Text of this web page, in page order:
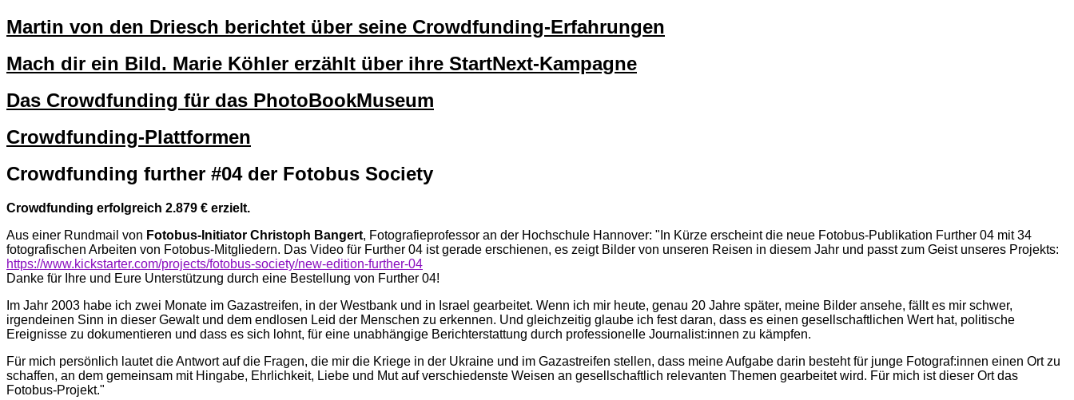
Martin von den Driesch berichtet über seine Crowdfunding-Erfahrungen
Mach dir ein Bild. Marie Köhler erzählt über ihre StartNext-Kampagne
Das Crowdfunding für das PhotoBookMuseum
Crowdfunding-Plattformen
Crowdfunding further #04 der Fotobus Society
Crowdfunding erfolgreich 2.879 € erzielt.
Aus einer Rundmail von Fotobus-Initiator Christoph Bangert, Fotografieprofessor an der Hochschule Hannover: "In Kürze erscheint die neue Fotobus-Publikation Further 04 mit 34
fotografischen Arbeiten von Fotobus-Mitgliedern. Das Video für Further 04 ist gerade erschienen, es zeigt Bilder von unseren Reisen in diesem Jahr und passt zum Geist unseres Projekts:
https://www.kickstarter.com/projects/fotobus-society/new-edition-further-04
Danke für Ihre und Eure Unterstützung durch eine Bestellung von Further 04!
Im Jahr 2003 habe ich zwei Monate im Gazastreifen, in der Westbank und in Israel gearbeitet. Wenn ich mir heute, genau 20 Jahre später, meine Bilder ansehe, fällt es mir schwer,
irgendeinen Sinn in dieser Gewalt und dem endlosen Leid der Menschen zu erkennen. Und gleichzeitig glaube ich fest daran, dass es einen gesellschaftlichen Wert hat, politische
Ereignisse zu dokumentieren und dass es sich lohnt, für eine unabhängige Berichterstattung durch professionelle Journalist:innen zu kämpfen.
Für mich persönlich lautet die Antwort auf die Fragen, die mir die Kriege in der Ukraine und im Gazastreifen stellen, dass meine Aufgabe darin besteht für junge Fotograf:innen einen Ort zu
schaffen, an dem gemeinsam mit Hingabe, Ehrlichkeit, Liebe und Mut auf verschiedenste Weisen an gesellschaftlich relevanten Themen gearbeitet wird. Für mich ist dieser Ort das
Fotobus-Projekt."